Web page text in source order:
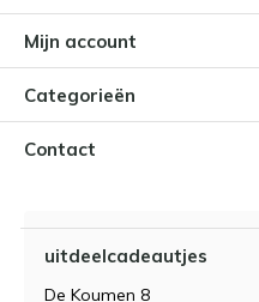
Mijn account
Categorieën
Contact
uitdeelcadeautjes
De Koumen 8